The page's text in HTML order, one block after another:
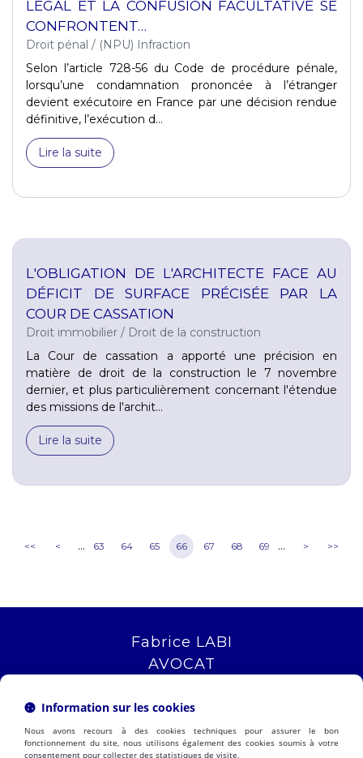
LÉGAL ET LA CONFUSION FACULTATIVE SE
CONFRONTENT…
Droit pénal / (NPU) Infraction
Selon l’article 728-56 du Code de procédure pénale,
lorsqu’une condamnation prononcée à l’étranger
devient exécutoire en France par une décision rendue
définitive, l’exécution d...
Lire la suite
L'OBLIGATION DE L'ARCHITECTE FACE AU
DÉFICIT DE SURFACE PRÉCISÉE PAR LA
COUR DE CASSATION
Droit immobilier / Droit de la construction
La Cour de cassation a apporté une précision en
matière de droit de la construction le 7 novembre
dernier, et plus particulièrement concernant l'étendue
des missions de l'archit...
Lire la suite
<< < ... 63 64 65 66 67 68 69 ... > >>
Fabrice LABI
AVOCAT
13006 MARSEILLE
NOUS LOCALISER
Information sur les cookies
Nous avons recours à des cookies techniques pour assurer le bon
fonctionnement du site, nous utilisons également des cookies soumis à votre
consentement pour collecter des statistiques de visite.